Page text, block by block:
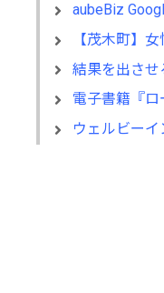
aubeBiz Google
【茂木町】女性の新
結果を出させるプロへ！逆
電子書籍『ローカル・テレワ
ウェルビーイングな働き方を実